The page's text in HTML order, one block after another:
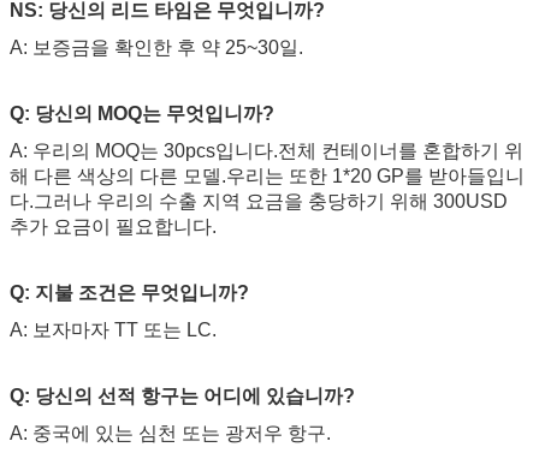
제출
NS: 당신의 리드 타임은 무엇입니까?
A: 보증금을 확인한 후 약 25~30일.
Q: 당신의 MOQ는 무엇입니까?
A: 우리의 MOQ는 30pcs입니다.전체 컨테이너를 혼합하기 위
해 다른 색상의 다른 모델.우리는 또한 1*20 GP를 받아들입니
다.그러나 우리의 수출 지역 요금을 충당하기 위해 300USD
추가 요금이 필요합니다.
Q: 지불 조건은 무엇입니까?
A: 보자마자 TT 또는 LC.
Q: 당신의 선적 항구는 어디에 있습니까?
A: 중국에 있는 심천 또는 광저우 항구.